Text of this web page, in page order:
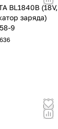
BL1840B (18V,
заряда)
9